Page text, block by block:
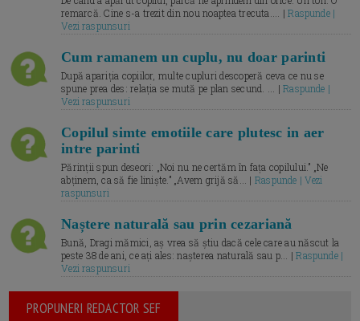
remarcă. Cine s-a trezit din nou noaptea trecuta.... |Raspunde |
Vezi raspunsuri
Cum ramanem un cuplu, nu doar parinti
După apariția copiilor, multe cupluri descoperă ceva ce nu se
spune prea des: relația se mută pe plan secund. ... |Raspunde |
Vezi raspunsuri
Copilul simte emotiile care plutesc in aer
intre parinti
Părinții spun deseori: „Noi nu ne certăm în fața copilului.” „Ne
abținem, ca să fie liniște.” „Avem grijă să... | Raspunde | Vezi
raspunsuri
Naștere naturală sau prin cezariană
Bună, Dragi mămici, aș vrea să știu dacă cele care au născut la
peste 38 de ani, ce ați ales: nașterea naturală sau p... |Raspunde |
Vezi raspunsuri
PROPUNERI REDACTOR SEF